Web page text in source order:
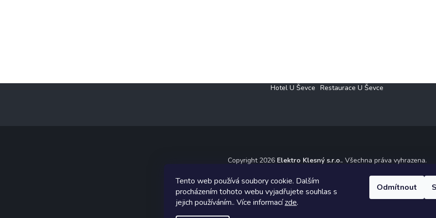
Tento web používá soubory cookie. Dalším
procházením tohoto webu vyjadřujete souhlas s
jejich používáním.. Více informacízde.
Odmítnout
Hotel U Ševce Restaurace U Ševce
Copyright 2026 Elektro Klesný s.r.o.. Všechna práva vyhrazena.
Tomáš Hlad&